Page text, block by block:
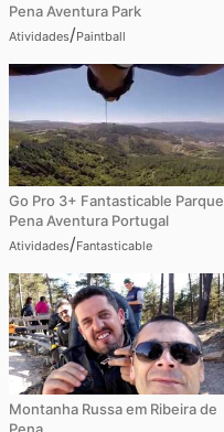
Pena Aventura Park
Atividades/Paintball
Go Pro 3+ Fantasticable Parque
Pena Aventura Portugal
Atividades/Fantasticable
Montanha Russa em Ribeira de